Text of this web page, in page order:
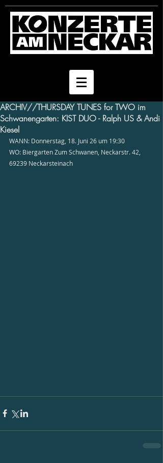
ARCHIV//THURSDAY TUNES for TWO im
Schwanengarten: KIST DUO - Ralph US & Andi
Kiesel
WANN: Donnerstag, 18. Juni 26 um 19:30
WO: Biergarten Zum Schwanen, Neckarstr. 42,
69239 Neckarsteinach